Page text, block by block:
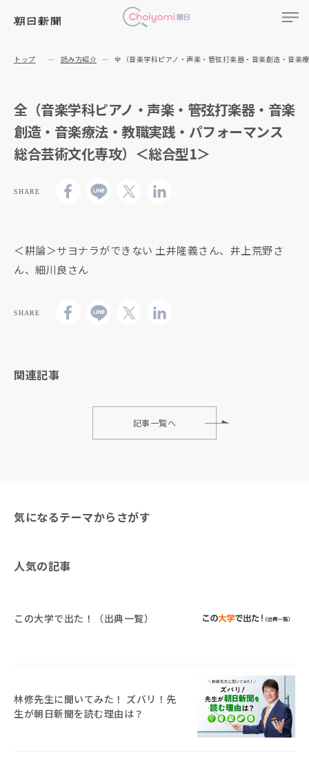
トップ 読み方紹介 全（音楽学科ピアノ・声楽・管弦打楽器・音楽創造・音楽
全（音楽学科ピアノ・声楽・管弦打楽器・音楽
創造・音楽療法・教職実践・パフォーマンス
総合芸術文化専攻）＜総合型1＞
SHARE
＜耕論＞サヨナラができない 土井隆義さん、井上荒野さ
ん、細川良さん
SHARE
関連記事
記事一覧へ
気になるテーマからさがす
人気の記事
この大学で出た！（出典一覧）
林修先生に聞いてみた！ ズバリ！先
生が朝日新聞を読む理由は？